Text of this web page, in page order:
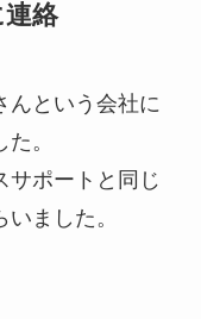
絡
んという会社に
。
サポートと同じ
ました。